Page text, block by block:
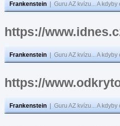
Frankenstein Guru AZ kvízu... A
https://
Frankenstein Guru AZ kvízu... A
https://
Frankenstein Guru AZ kvízu... A